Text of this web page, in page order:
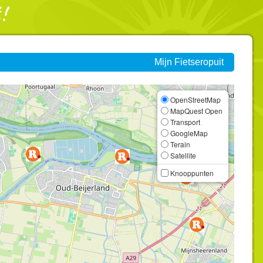
Mijn Fietseropuit
OpenStreetMap
MapQuest Open
Transport
GoogleMap
Terain
Satellite
Knooppunten